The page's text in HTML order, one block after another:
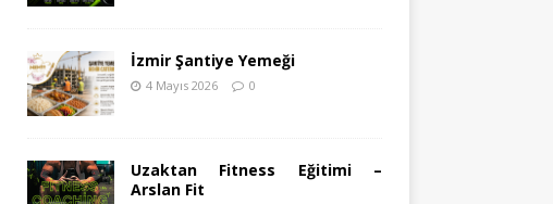
İzmir Şantiye Yemeği
4 Mayıs 2026 0
Uzaktan Fitness Eğitimi –
Arslan Fit